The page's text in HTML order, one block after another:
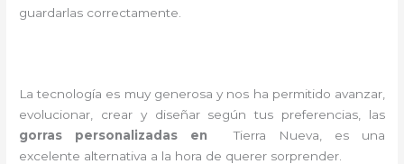
guardarlas correctamente.
La tecnología es muy generosa y nos ha permitido avanzar,
evolucionar, crear y diseñar según tus preferencias, las
gorras personalizadas en
Tierra Nueva , es una
excelente alternativa a la hora de querer sorprender.